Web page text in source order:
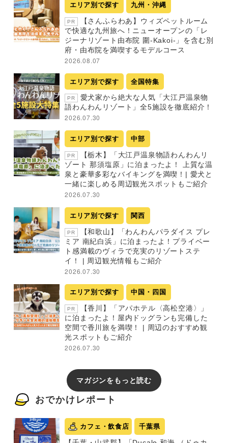
エリア別で探す 九州・沖縄
PR
【さんふらわあ】ウィズペットルーム
で快適な九州旅へ！ニューオープンの「レ
ジーナリゾート由布院 圍-Kakoi-」を含む別
府・由布院を満喫するモデルコース
2026.08.07
エリア別で探す 全国特集
PR
愛犬家から絶大な人気「大江戸温泉物
語わんわんリゾート」全5施設を徹底紹介！
2026.07.30
エリア別で探す 中部
PR
【栃木】「大江戸温泉物語わんわんリ
ゾート 那須塩原」に泊まったよ！ 上質な温
泉と豪華多彩なバイキングを満喫！| 愛犬と
一緒に楽しめる周辺観光スポットもご紹介
2026.07.30
エリア別で探す 関西
PR
【和歌山】「わんわんパラダイス プレ
ミア 南紀白浜」に泊まったよ！プライベー
ト感満載のヴィラで充実のリゾートステ
イ！ | 周辺観光情報もご紹介
2026.07.30
エリア別で探す 中国・四国
PR
【香川】「アパホテル〈高松空港〉」
に泊まったよ！屋内ドッグランも完備した
空間で香川旅を満喫！ | 周辺のおすすめ観
光スポットもご紹介
2026.07.30
マガジンをもっと読む
おでかけレポート
カフェ・飲食店 千葉県